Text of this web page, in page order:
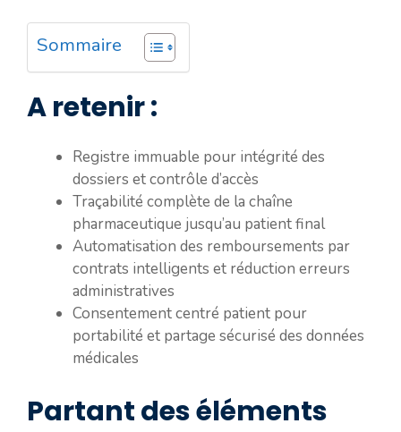
Sommaire
A retenir :
Registre immuable pour intégrité des
dossiers et contrôle d’accès
Traçabilité complète de la chaîne
pharmaceutique jusqu’au patient final
Automatisation des remboursements par
contrats intelligents et réduction erreurs
administratives
Consentement centré patient pour
portabilité et partage sécurisé des données
médicales
Partant des éléments